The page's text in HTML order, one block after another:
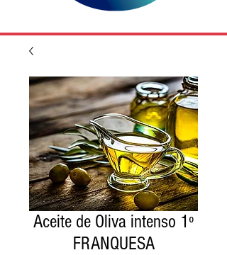
Aceite de Oliva intenso 1º
FRANQUESA